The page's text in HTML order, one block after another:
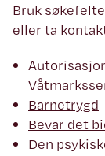
Bruk
eller ta
Barnetrygd
Bevar det
Den